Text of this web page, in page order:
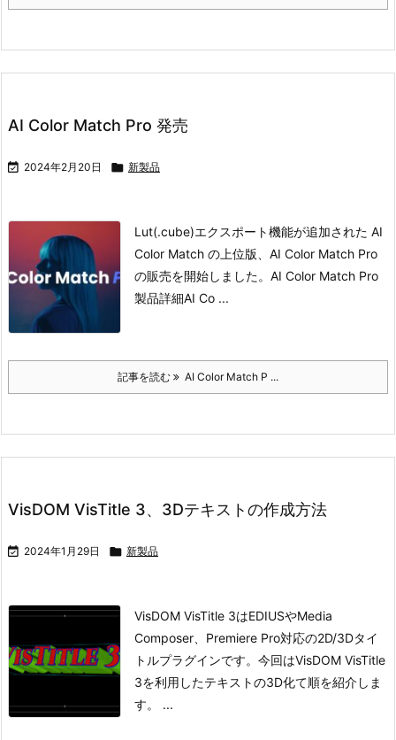
AI Color Match Pro 発売
 2024年2月20日  新製品
Lut(.cube)エクスポート機能が追加された AI
Color Match の上位版、AI Color Match Pro
の販売を開始しました。 AI Color Match Pro
製品詳細AI Co ...
記事を読む AI Color Match P ...
VisDOM VisTitle 3、3Dテキストの作成方法
 2024年1月29日  新製品
VisDOM VisTitle 3はEDIUSやMedia
Composer、Premiere Pro対応の2D/3Dタイ
トルプラグインです。今回はVisDOM VisTitle
3を利用したテキストの3D化て順を紹介しま
す。 ...